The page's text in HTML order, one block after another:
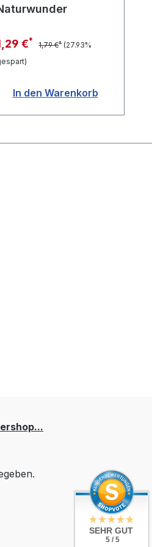
€* 1,79 €* (27.93%
In den Warenkorb
SEHR GUT
5 / 5